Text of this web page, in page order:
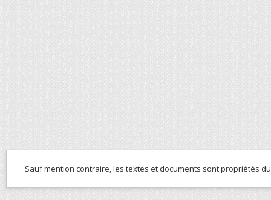
Sauf mention contraire, les textes et documents sont propriétés